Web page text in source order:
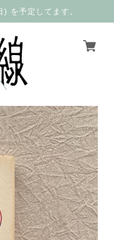
を予定してます。